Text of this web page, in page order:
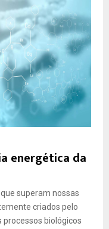
energética da
superam nossas
criados pelo
processos biológicos